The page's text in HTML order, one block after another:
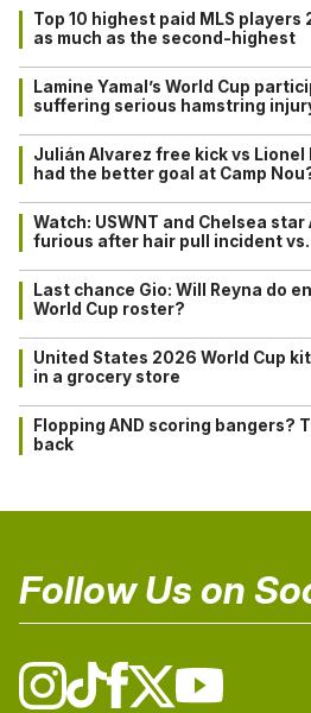
Top 10 highest paid MLS players
as much as the second-highest
Lamine Yamal’s World Cup
suffering serious hamstring
Julián Alvarez free kick vs Lionel
had the better goal at Camp
Watch: USWNT and Chelsea
furious after hair pull incident vs.
Last chance Gio: Will Reyna do
World Cup roster?
United States 2026 World Cup
in a grocery store
Flopping AND scoring bangers?
back
Follow Us on